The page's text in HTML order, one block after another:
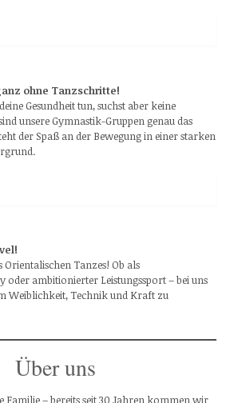
ohne Tanzschritte!
Gesundheit tun, suchst aber keine
unsere Gymnastik-Gruppen genau das
der Spaß an der Bewegung in einer starken
Orientalischen Tanzes! Ob als
oder ambitionierter Leistungssport – bei uns
Weiblichkeit, Technik und Kraft zu
Über uns
Familie – bereits seit 30 Jahren kommen wir